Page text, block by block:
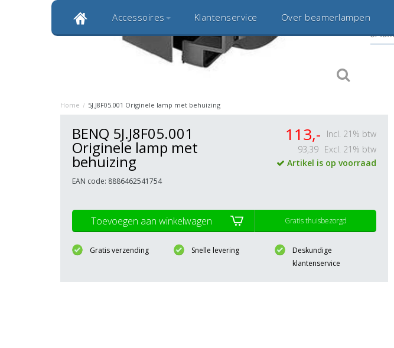
Klantbeoordeling 9,0
Bekijk alle 1000+ reviews
Accessoires Klantenservice Over beamerlampen
20 jaar betrouwbaar en ervaren
Home / 5J.J8F05.001 Originele lamp met behuizing
BENQ 5J.J8F05.001
Originele lamp met
behuizing
EAN code: 8886462541754
113,-
Incl. 21% btw
93,39 Excl. 21% btw
Artikel is op voorraad
Toevoegen aan winkelwagen Gratis thuisbezorgd
Gratis verzending Snelle levering
Deskundige
klantenservice